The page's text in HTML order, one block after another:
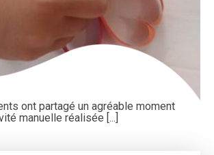
ont partagé un agréable moment
manuelle réalisée [...]